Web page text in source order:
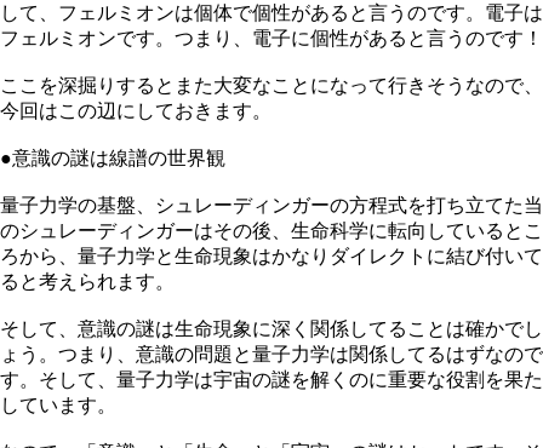
して、フェルミオンは個体で個性があると言うのです。電子は
フェルミオンです。つまり、電子に個性があると言うのです！
ここを深掘りするとまた大変なことになって行きそうなので、
今回はこの辺にしておきます。
●意識の謎は線譜の世界観
量子力学の基盤、シュレーディンガーの方程式を打ち立てた当
のシュレーディンガーはその後、生命科学に転向しているとこ
ろから、量子力学と生命現象はかなりダイレクトに結び付いて
ると考えられます。
そして、意識の謎は生命現象に深く関係してることは確かでし
ょう。つまり、意識の問題と量子力学は関係してるはずなので
す。そして、量子力学は宇宙の謎を解くのに重要な役割を果た
しています。